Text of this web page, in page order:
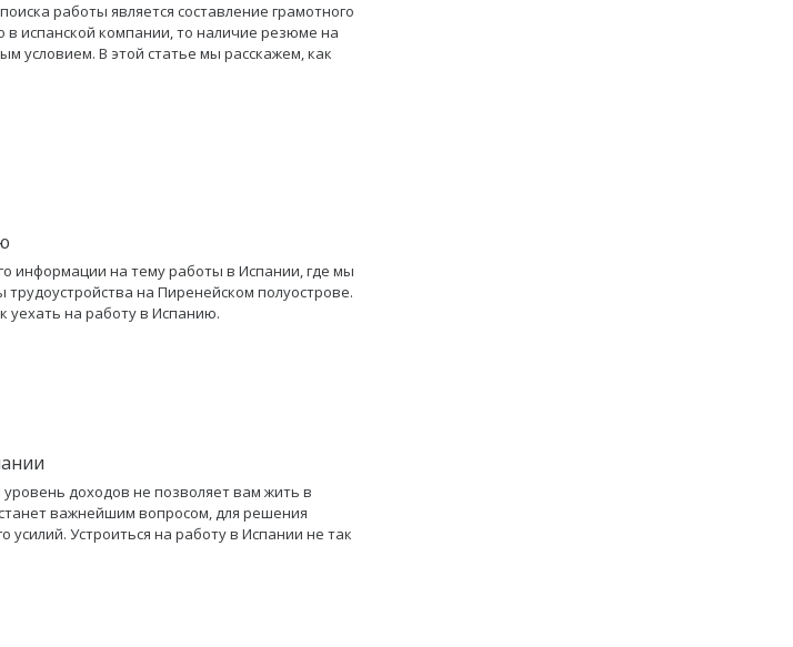
работы является составление грамотного
испанской компании, то наличие резюме на
условием. В этой статье мы расскажем, как
информации на тему работы в Испании, где мы
на Пиренейском полуострове.
уехать на работу в Испанию.
доходов не позволяет вам жить в
важнейшим вопросом, для решения
усилий. Устроиться на работу в Испании не так